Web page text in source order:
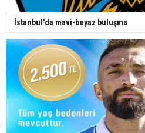
İstanbul'da mavi-beyaz buluşma